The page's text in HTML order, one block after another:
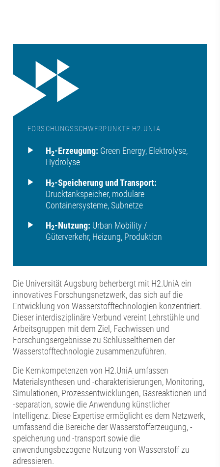
FORSCHUNGSSCHWERPUNKTE H2.UNIA
H2-Erzeugung: Green Energy, Elektrolyse,
Hydrolyse
H2-Speicherung und Transport:
Drucktankspeicher, modulare
Containersysteme, Subnetze
H2-Nutzung: Urban Mobility /
Güterverkehr, Heizung, Produktion
Die Universität Augsburg beherbergt mit H2.UniA ein
innovatives Forschungsnetzwerk, das sich auf die
Entwicklung von Wasserstofftechnologien konzentriert.
Dieser interdisziplinäre Verbund vereint Lehrstühle und
Arbeitsgruppen mit dem Ziel, Fachwissen und
Forschungsergebnisse zu Schlüsselthemen der
Wasserstofftechnologie zusammenzuführen.
Die Kernkompetenzen von H2.UniA umfassen
Materialsynthesen und -charakterisierungen, Monitoring,
Simulationen, Prozessentwicklungen, Gasreaktionen und
-separation, sowie die Anwendung künstlicher
Intelligenz. Diese Expertise ermöglicht es dem Netzwerk,
umfassend die Bereiche der Wasserstofferzeugung, -
speicherung und -transport sowie die
anwendungsbezogene Nutzung von Wasserstoff zu
adressieren.